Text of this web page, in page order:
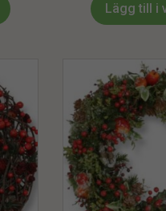
Lägg till i